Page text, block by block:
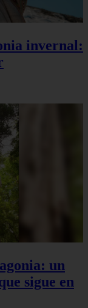
invernal:
un
sigue en